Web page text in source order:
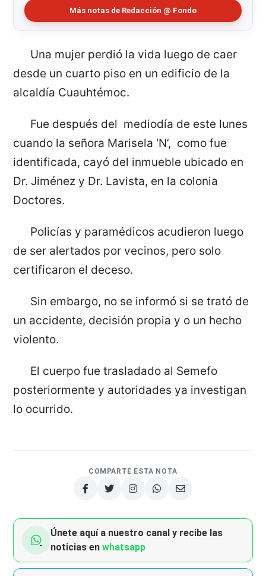
Más notas de Redacción @ Fondo
Una mujer perdió la vida luego de caer
desde un cuarto piso en un edificio de la
alcaldía Cuauhtémoc.
Fue después del mediodía de este lunes
cuando la señora Marisela ‘N’, como fue
identificada, cayó del inmueble ubicado en
Dr. Jiménez y Dr. Lavista, en la colonia
Doctores.
Policías y paramédicos acudieron luego
de ser alertados por vecinos, pero solo
certificaron el deceso.
Sin embargo, no se informó si se trató de
un accidente, decisión propia y o un hecho
violento.
El cuerpo fue trasladado al Semefo
posteriormente y autoridades ya investigan
lo ocurrido.
COMPARTE ESTA NOTA
Únete aquí a nuestro canal y recibe las
noticias enwhatsapp